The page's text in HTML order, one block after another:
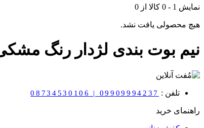
نمایش 1
-
0 کالا از 0
هیچ محصولی یافت نشد.
نیم بوت بندی لژدار رنگ
تلفن : 08734530106 | 09909994237
راهنمای خرید